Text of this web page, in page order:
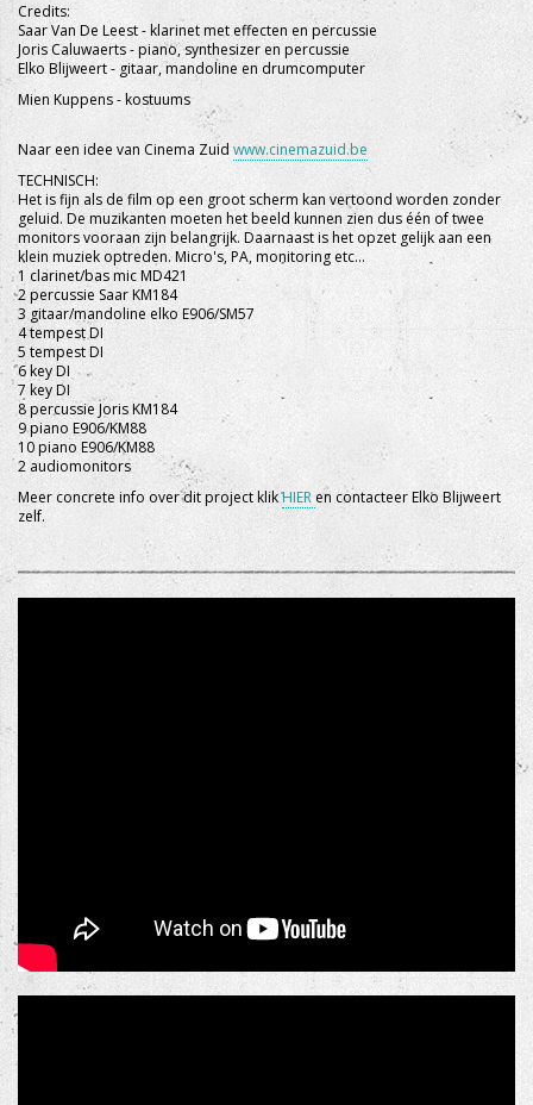
Credits:
Saar Van De Leest - klarinet met effecten en percussie
Joris Caluwaerts - piano, synthesizer en percussie
Elko Blijweert - gitaar, mandoline en drumcomputer
Mien Kuppens - kostuums
Naar een idee van Cinema Zuid www.cinemazuid.be
TECHNISCH:
Het is fijn als de film op een groot scherm kan vertoond worden zonder
geluid. De muzikanten moeten het beeld kunnen zien dus één of twee
monitors vooraan zijn belangrijk. Daarnaast is het opzet gelijk aan een
klein muziek optreden. Micro's, PA, monitoring etc...
1 clarinet/bas mic MD421
2 percussie Saar KM184
3 gitaar/mandoline elko E906/SM57
4 tempest DI
5 tempest DI
6 key DI
7 key DI
8 percussie Joris KM184
9 piano E906/KM88
10 piano E906/KM88
2 audiomonitors
Meer concrete info over dit project klikHIER en contacteer Elko Blijweert
zelf.